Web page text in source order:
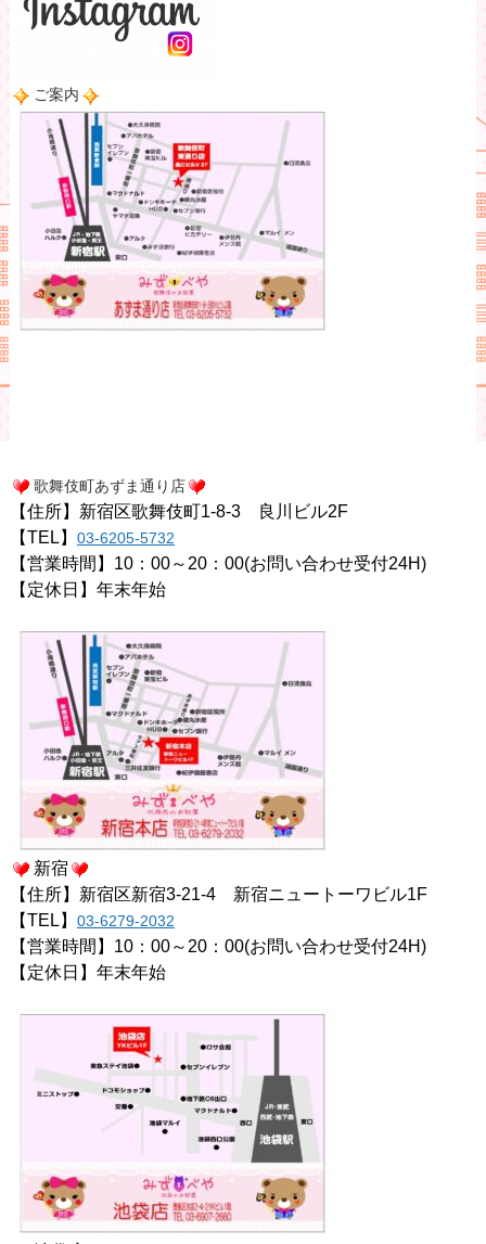
ご案内
歌舞伎町あずま通り店
【住所】新宿区歌舞伎町1-8-3 良川ビル2F
【TEL】 03-6205-5732
【営業時間】10：00～20：00(お問い合わせ受付24H)
【定休日】年末年始
新宿
【住所】新宿区新宿3-21-4 新宿ニュートーワビル1F
【TEL】 03-6279-2032
【営業時間】10：00～20：00(お問い合わせ受付24H)
【定休日】年末年始